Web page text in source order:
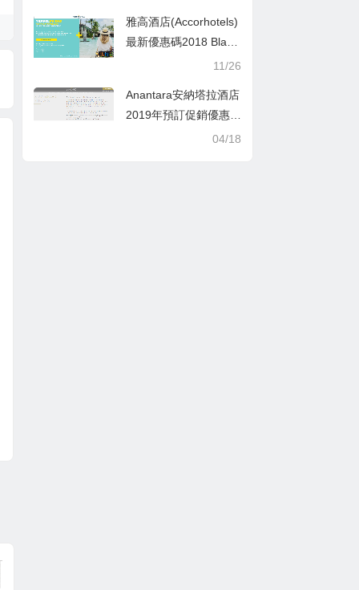
雅高酒店(Accorhotels)
最新優惠碼2018 Black
Friday全球酒店6折優
11/26
Anantara安納塔拉酒店
2019年預訂促銷優惠
券/折扣碼，低至65折
04/18